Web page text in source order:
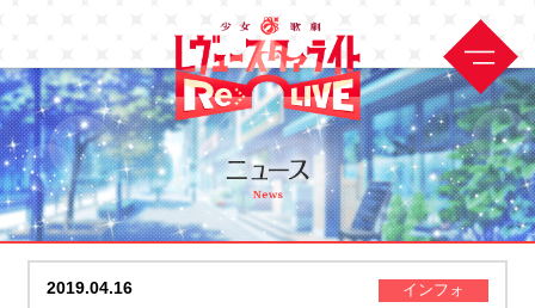
2019.04.16 インフォ